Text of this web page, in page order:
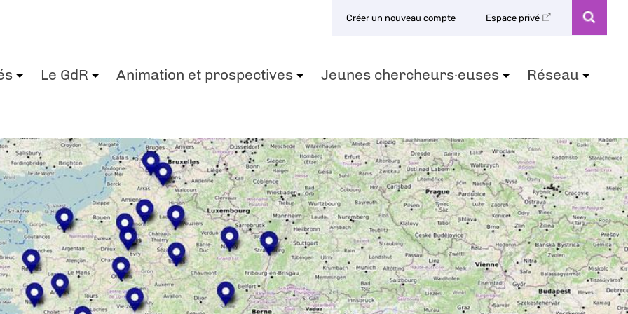
Créer un nouveau compte Espace privé
Le GdR Animation et prospectives Jeunes chercheurs·euses Réseau